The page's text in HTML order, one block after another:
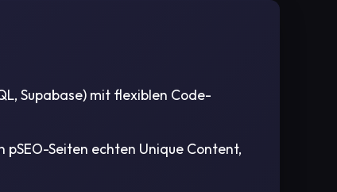
Supabase) mit flexiblen Code-
Seiten echten Unique Content,